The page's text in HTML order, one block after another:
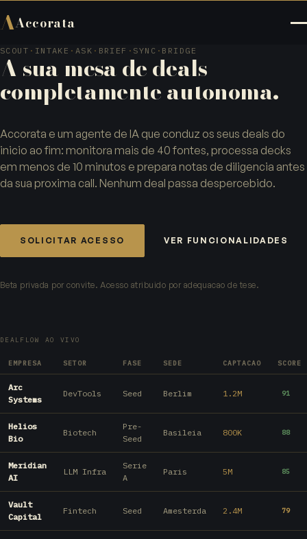
AAccorata
SCOUT · INTAKE · ASK · BRIEF · SYNC · BRIDGE
A sua mesa de deals
completamente autonoma.
Accorata e um agente de IA que conduz os seus deals do
inicio ao fim: monitora mais de 40 fontes, processa decks
em menos de 10 minutos e prepara notas de diligencia antes
da sua proxima call. Nenhum deal passa despercebido.
SOLICITAR ACESSO VER FUNCIONALIDADES
Beta privada por convite. Acesso atribuido por adequacao de tese.
DEALFLOW AO VIVO
EMPRESA SETOR FASE SEDE CAPTACAO SCORE
Arc
Systems
DevTools Seed Berlim 1.2M 91
Helios
Bio
Biotech
Pre-
Seed
Basileia 800K 88
Meridian
AI
LLM Infra
Serie
A
Paris 5M 85
Vault
Capital
Fintech Seed Amesterda 2.4M 79